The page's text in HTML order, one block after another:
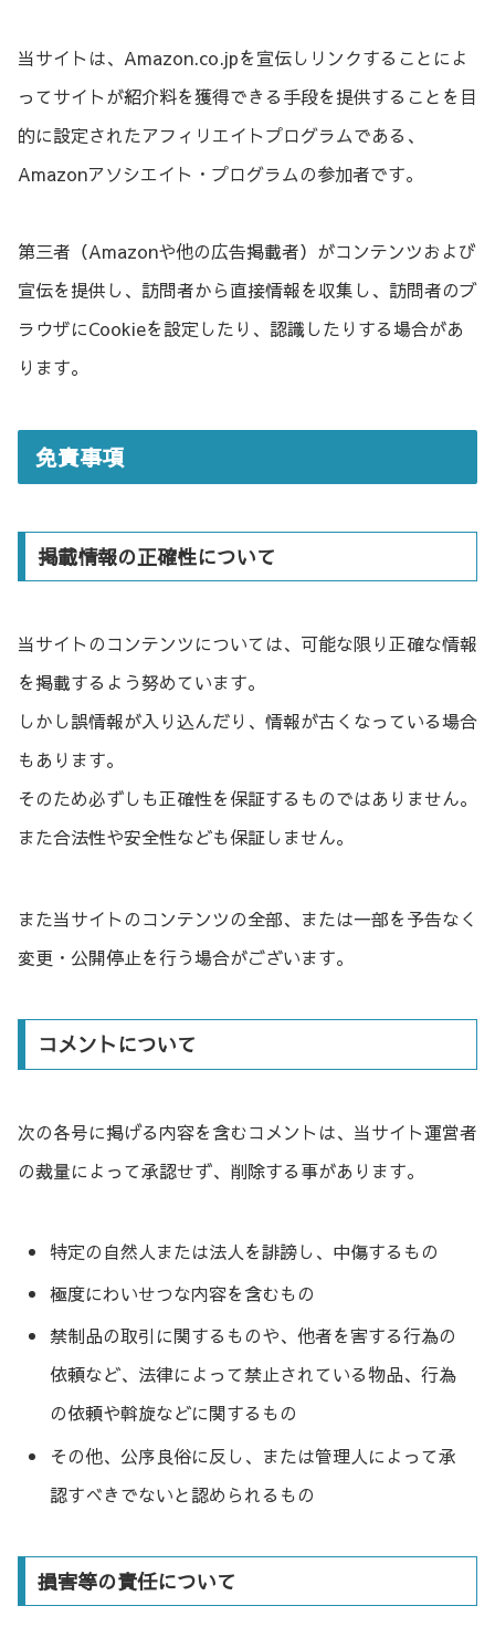
当サイトは、Amazon.co.jpを宣伝しリンクすることによ
ってサイトが紹介料を獲得できる手段を提供することを目
的に設定されたアフィリエイトプログラムである、
Amazonアソシエイト・プログラムの参加者です。
第三者（Amazonや他の広告掲載者）がコンテンツおよび
宣伝を提供し、訪問者から直接情報を収集し、訪問者のブ
ラウザにCookieを設定したり、認識したりする場合があ
ります。
免責事項
掲載情報の正確性について
当サイトのコンテンツについては、可能な限り正確な情報
を掲載するよう努めています。
しかし誤情報が入り込んだり、情報が古くなっている場合
もあります。
そのため必ずしも正確性を保証するものではありません。
また合法性や安全性なども保証しません。
また当サイトのコンテンツの全部、または一部を予告なく
変更・公開停止を行う場合がございます。
コメントについて
次の各号に掲げる内容を含むコメントは、当サイト運営者
の裁量によって承認せず、削除する事があります。
特定の自然人または法人を誹謗し、中傷するもの
極度にわいせつな内容を含むもの
禁制品の取引に関するものや、他者を害する行為の
依頼など、法律によって禁止されている物品、行為
の依頼や斡旋などに関するもの
その他、公序良俗に反し、または管理人によって承
認すべきでないと認められるもの
損害等の責任について